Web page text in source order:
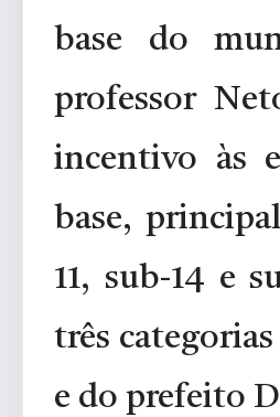
base do
professor
incentivo às
base,
11, sub-14 e
três
e do prefeito